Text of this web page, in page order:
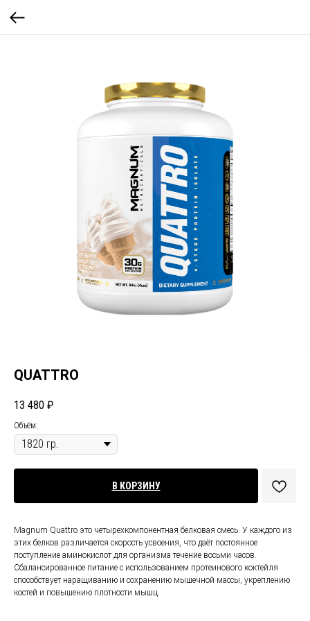
QUATTRO
13 480 ₽
Объём:
В КОРЗИНУ
Magnum Quattro это четырехкомпонентная белковая смесь. У каждого из
этих белков различается скорость усвоения, что даёт постоянное
поступление аминокислот для организма течение восьми часов.
Сбалансированное питание с использованием протеинового коктейля
способствует наращиванию и сохранению мышечной массы, укреплению
костей и повышению плотности мышц.